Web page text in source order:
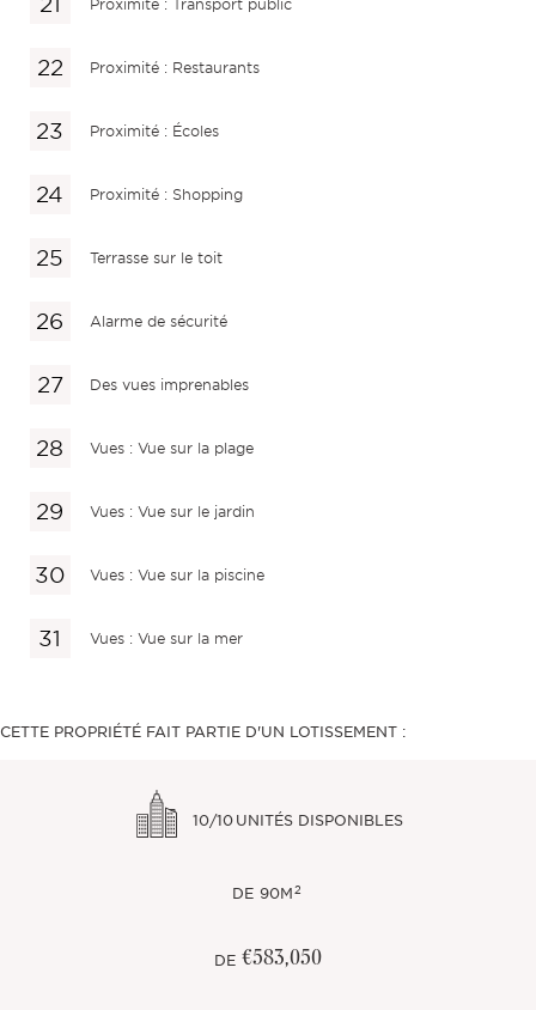
Proximité : Transport public
Proximité : Restaurants
Proximité : Écoles
Proximité : Shopping
Terrasse sur le toit
Alarme de sécurité
Des vues imprenables
Vues : Vue sur la plage
Vues : Vue sur le jardin
Vues : Vue sur la piscine
Vues : Vue sur la mer
CETTE PROPRIÉTÉ FAIT PARTIE D'UN LOTISSEMENT :
10/10 UNITÉS DISPONIBLES
DE 90M2
DE €583,050